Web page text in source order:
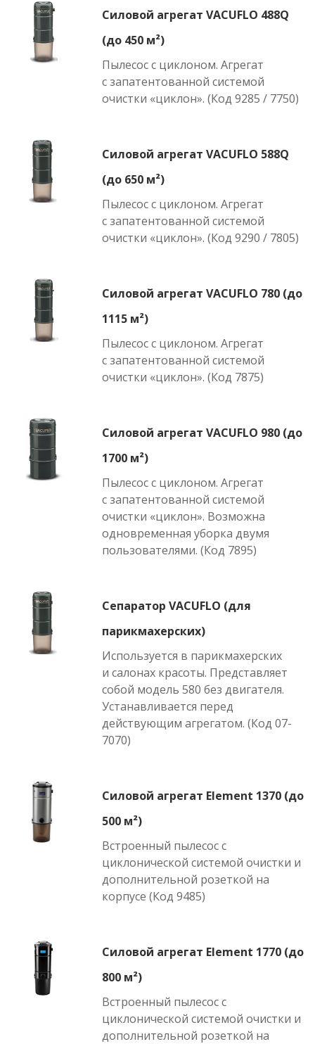
Силовой агрегат VACUFLO 488Q
(до 450 м²)
Пылесос с циклоном. Агрегат
с запатентованной системой
очистки «циклон». (Код 9285 / 7750)
Силовой агрегат VACUFLO 588Q
(до 650 м²)
Пылесос с циклоном. Агрегат
с запатентованной системой
очистки «циклон». (Код 9290 / 7805)
Силовой агрегат VACUFLO 780 (до
1115 м²)
Пылесос с циклоном. Агрегат
с запатентованной системой
очистки «циклон». (Код 7875)
Силовой агрегат VACUFLO 980 (до
1700 м²)
Пылесос с циклоном. Агрегат
с запатентованной системой
очистки «циклон». Возможна
одновременная уборка двумя
пользователями. (Код 7895)
Сепаратор VACUFLO (для
парикмахерских)
Используется в парикмахерских
и салонах красоты. Представляет
собой модель 580 без двигателя.
Устанавливается перед
действующим агрегатом. (Код 07-
7070)
Силовой агрегат Element 1370 (до
500 м²)
Встроенный пылесос с
циклонической системой очистки и
дополнительной розеткой на
корпусе (Код 9485)
Силовой агрегат Element 1770 (до
800 м²)
Встроенный пылесос с
циклонической системой очистки и
дополнительной розеткой на